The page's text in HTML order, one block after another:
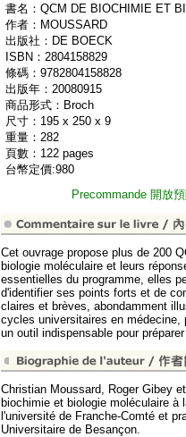
書名：QCM DE BIOCHIMIE ET
作者：MOUSSARD
出版社：DE BOECK
ISBN：2804158829
條碼：9782804158828
出版年：20080915
商品形式：Broch
尺寸：195 x 250 x 9
重量：282
頁數：122 pages
台幣定價:980
Precommande 開放
Cet ouvrage propose plus de 200
biologie moléculaire et leurs
essentielles du programme, elles
d'identifier ses points forts et de
claires et brèves, abondamment
cycles universitaires en
un outil indispensable pour
Christian Moussard, Roger Gibey
biochimie et biologie moléculaire
l'université de Franche-Comté et
Universitaire de Besançon.